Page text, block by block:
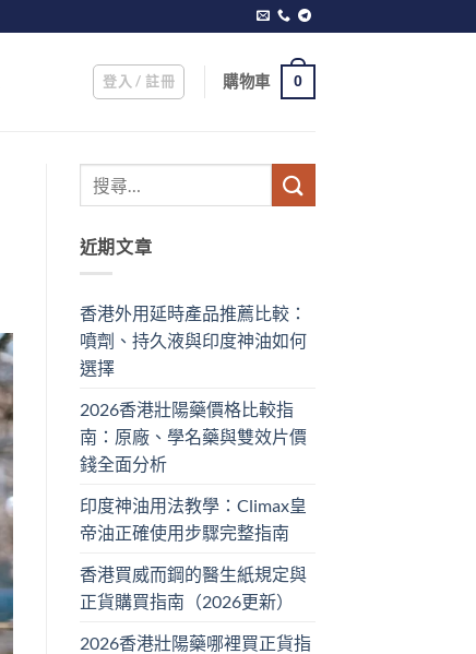
登入 / 註冊 購物車 0
近期文章
香港外用延時產品推薦比較：
噴劑、持久液與印度神油如何
選擇
2026香港壯陽藥價格比較指
南：原廠、學名藥與雙效片價
錢全面分析
印度神油用法教學：Climax皇
帝油正確使用步驟完整指南
香港買威而鋼的醫生紙規定與
正貨購買指南（2026更新）
2026香港壯陽藥哪裡買正貨指